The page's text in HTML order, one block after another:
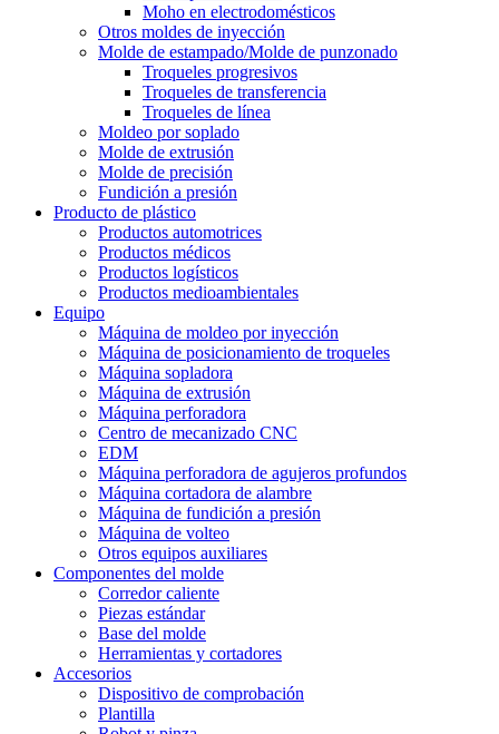
Moho en electrodomésticos
Otros moldes de inyección
Molde de estampado/Molde de punzonado
Troqueles progresivos
Troqueles de transferencia
Troqueles de línea
Moldeo por soplado
Molde de extrusión
Molde de precisión
Fundición a presión
Producto de plástico
Productos automotrices
Productos médicos
Productos logísticos
Productos medioambientales
Equipo
Máquina de moldeo por inyección
Máquina de posicionamiento de troqueles
Máquina sopladora
Máquina de extrusión
Máquina perforadora
Centro de mecanizado CNC
EDM
Máquina perforadora de agujeros profundos
Máquina cortadora de alambre
Máquina de fundición a presión
Máquina de volteo
Otros equipos auxiliares
Componentes del molde
Corredor caliente
Piezas estándar
Base del molde
Herramientas y cortadores
Accesorios
Dispositivo de comprobación
Plantilla